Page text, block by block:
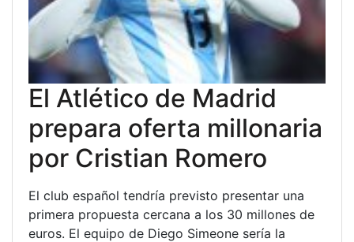
El Atlético de Madrid
prepara oferta millonaria
por Cristian Romero
El club español tendría previsto presentar una
primera propuesta cercana a los 30 millones de
euros. El equipo de Diego Simeone sería la